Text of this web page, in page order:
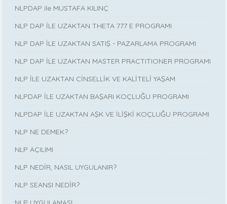
NLPDAP ile MUSTAFA KILINÇ
NLP DAP İLE UZAKTAN THETA 777 E PROGRAMI
NLP DAP İLE UZAKTAN SATIŞ - PAZARLAMA PROGRAMI
NLP DAP İLE UZAKTAN MASTER PRACTITIONER PROGRAMI
NLP İLE UZAKTAN CİNSELLİK VE KALİTELİ YAŞAM
NLPDAP İLE UZAKTAN BAŞARI KOÇLUĞU PROGRAMI
NLPDAP İLE UZAKTAN AŞK VE İLİŞKİ KOÇLUĞU PROGRAMI
NLP NE DEMEK?
NLP AÇILIMI
NLP NEDİR, NASIL UYGULANIR?
NLP SEANSI NEDİR?